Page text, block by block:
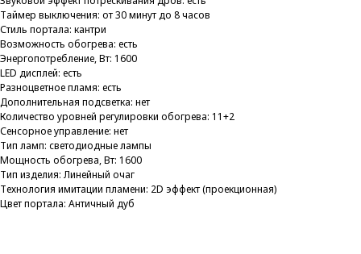
Таймер выключения: от 30 минут до 8 часов
Стиль портала: кантри
Возможность обогрева: есть
Энергопотребление, Вт: 1600
LED дисплей: есть
Разноцветное пламя: есть
Дополнительная подсветка: нет
Количество уровней регулировки обогрева: 11+2
Сенсорное управление: нет
Тип ламп: светодиодные лампы
Мощность обогрева, Вт: 1600
Тип изделия: Линейный очаг
Технология имитации пламени: 2D эффект (проекционная)
Цвет портала: Античный дуб